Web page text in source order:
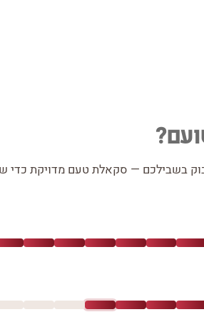
בשבילכם — סקאלת טעם מדויקת כדי